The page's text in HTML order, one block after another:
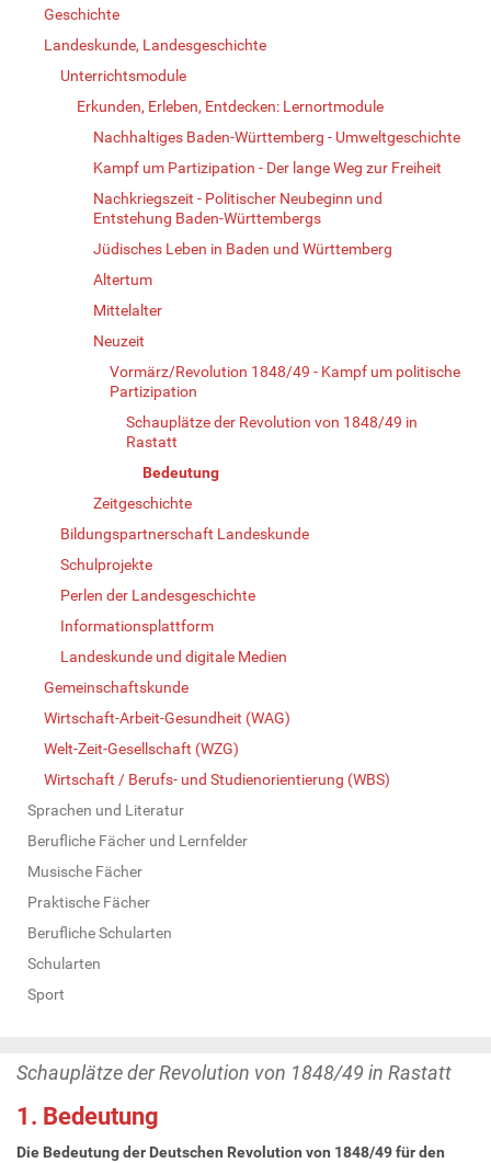
Geschichte
Landeskunde, Landesgeschichte
Unterrichtsmodule
Erkunden, Erleben, Entdecken: Lernortmodule
Nachhaltiges Baden-Württemberg - Umweltgeschichte
Kampf um Partizipation - Der lange Weg zur Freiheit
Nachkriegszeit - Politischer Neubeginn und
Entstehung Baden-Württembergs
Jüdisches Leben in Baden und Württemberg
Altertum
Mittelalter
Neuzeit
Vormärz/Revolution 1848/49 - Kampf um politische
Partizipation
Schauplätze der Revolution von 1848/49 in
Rastatt
Bedeutung
Zeitgeschichte
Bildungspartnerschaft Landeskunde
Schulprojekte
Perlen der Landesgeschichte
Informationsplattform
Landeskunde und digitale Medien
Gemeinschaftskunde
Wirtschaft-Arbeit-Gesundheit (WAG)
Welt-Zeit-Gesellschaft (WZG)
Wirtschaft / Berufs- und Studienorientierung (WBS)
Sprachen und Literatur
Berufliche Fächer und Lernfelder
Musische Fächer
Praktische Fächer
Berufliche Schularten
Schularten
Sport
Schauplätze der Revolution von 1848/49 in Rastatt
1. Bedeutung
Die Bedeutung der Deutschen Revolution von 1848/49 für den